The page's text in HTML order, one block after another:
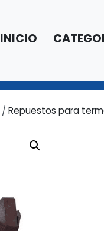
INICIO
/ Repuestos para